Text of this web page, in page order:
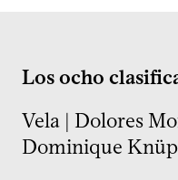
Los ocho
Vela | Dolores
Dominique